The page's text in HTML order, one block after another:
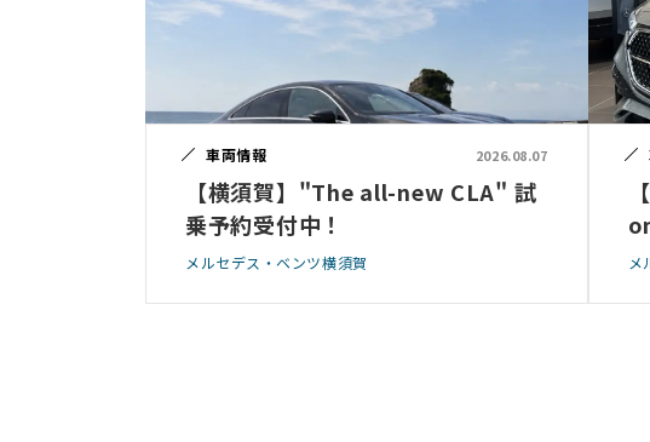
車両情報 2026.08.07
【横須賀】"The all-new CLA" 試
乗予約受付中！
メルセデス・ベンツ横須賀 メ